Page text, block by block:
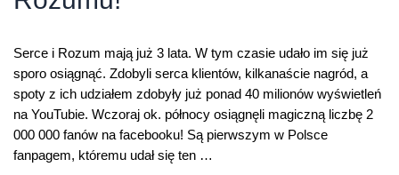
Serce i Rozum mają już 3 lata. W tym czasie udało im się już
sporo osiągnąć. Zdobyli serca klientów, kilkanaście nagród, a
spoty z ich udziałem zdobyły już ponad 40 milionów wyświetleń
na YouTubie. Wczoraj ok. północy osiągnęli magiczną liczbę 2
000 000 fanów na facebooku! Są pierwszym w Polsce
fanpagem, któremu udał się ten …